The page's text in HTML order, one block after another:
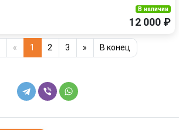
В наличии
12 000 ₽
« 1 2 3 » В конец